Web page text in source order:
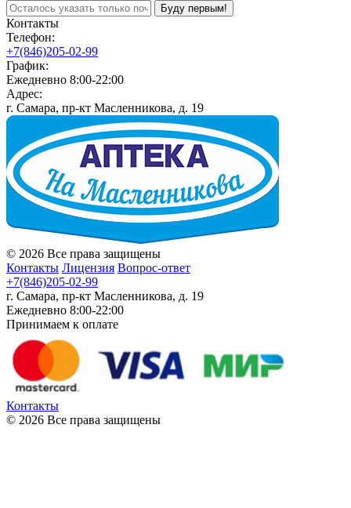
Буду первым!
Контакты
Телефон:
+7(846)205-02-99
График:
Ежедневно 8:00-22:00
Адрес:
г. Самара, пр-кт Масленникова, д. 19
© 2026 Все права защищены
Контакты Лицензия Вопрос-ответ
+7(846)205-02-99
г. Самара, пр-кт Масленникова, д. 19
Ежедневно 8:00-22:00
Принимаем к оплате
Контакты
© 2026 Все права защищены